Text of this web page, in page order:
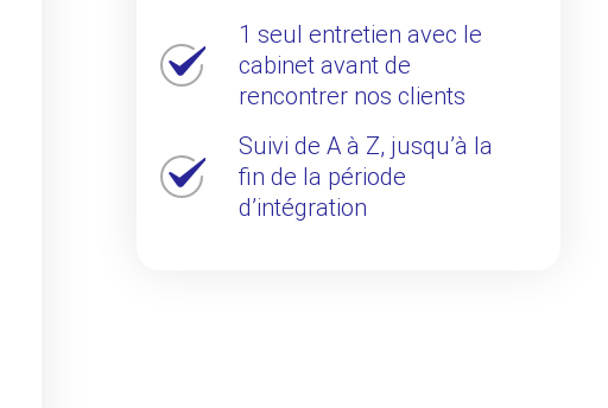
1 seul entretien avec le
cabinet avant de
rencontrer nos clients
Suivi de A à Z, jusqu’à la
fin de la période
d’intégration